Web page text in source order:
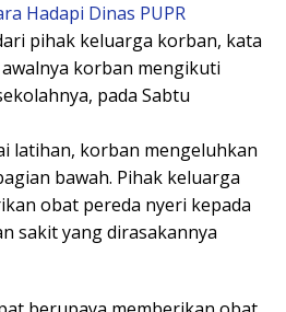
Hadapi Dinas PUPR
pihak keluarga korban, kata
korban mengikuti
pada Sabtu
latihan, korban mengeluhkan
bawah. Pihak keluarga
obat pereda nyeri kepada
sakit yang dirasakannya